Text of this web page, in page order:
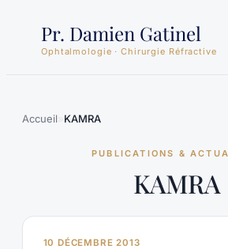
contenu
Pr. Damien Gatinel
Ophtalmologie · Chirurgie Réfractive
Accueil KAMRA
PUBLICATIONS &
KAMRA
10 DÉCEMBRE 2013